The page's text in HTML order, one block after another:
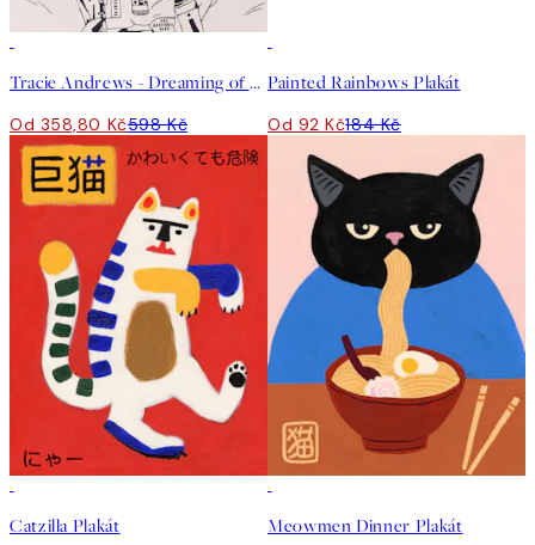
Tracie Andrews - Dreaming of Space Plakát
Od 358,80 Kč598 Kč
Painted Rainbows Plakát
Od 92 Kč184 Kč
Catzilla Plakát Meowmen Dinner Plakát